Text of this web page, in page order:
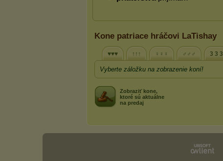
Kone patriace hráčovi LaTishay
♥♥♥ ↑↑↑ ♀♀♀ ♂♂♂ 3 3 3
Vyberte záložku na zobrazenie koní!
Zobraziť kone,
ktoré sú aktuálne
na predaj